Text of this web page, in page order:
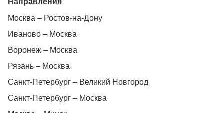
Направления
Москва – Ростов-на-Дону
Иваново – Москва
Воронеж – Москва
Рязань – Москва
Санкт-Петербург – Великий Новгород
Санкт-Петербург – Москва